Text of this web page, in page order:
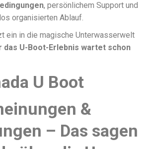
, persönlichem Support und
organisierten Ablauf.
ein in die magische Unterwasserwelt
das U-Boot-Erlebnis wartet schon
&
– Das sagen